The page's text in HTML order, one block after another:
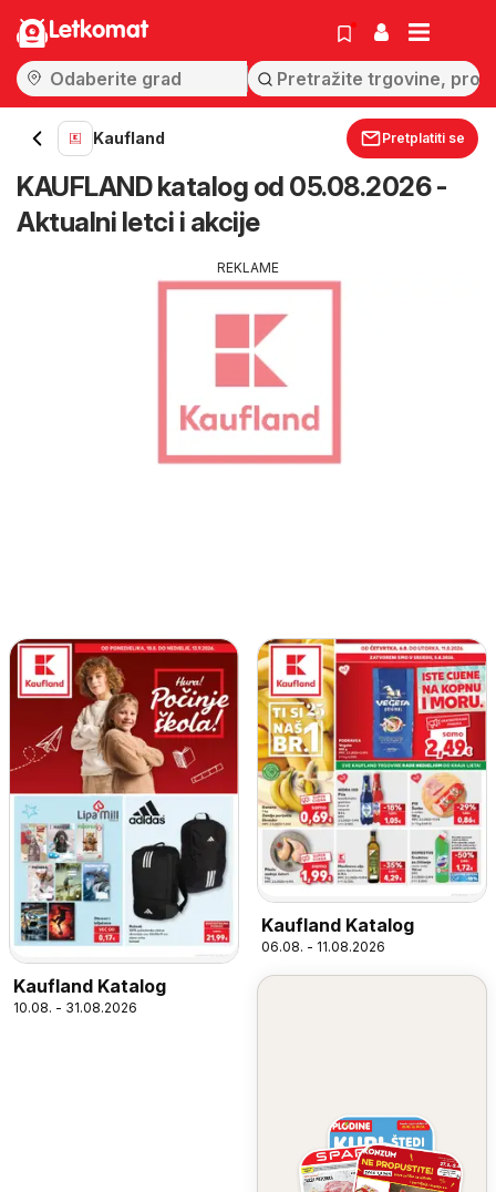
Letkomat
Kaufland Pretplatiti se
KAUFLAND katalog od 05.08.2026 -
Aktualni letci i akcije
REKLAME
Kaufland Katalog
10.08. - 31.08.2026
Kaufland Katalog
06.08. - 11.08.2026